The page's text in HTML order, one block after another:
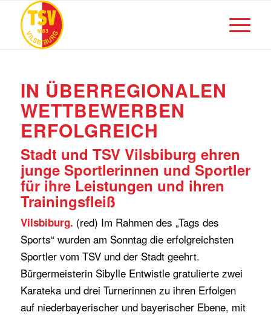
IN ÜBERREGIONALEN
WETTBEWERBEN
ERFOLGREICH
Stadt und TSV Vilsbiburg ehren
junge Sportlerinnen und Sportler
für ihre Leistungen und ihren
Trainingsfleiß
Vilsbiburg. (red) Im Rahmen des „Tags des
Sports“ wurden am Sonntag die erfolgreichsten
Sportler vom TSV und der Stadt geehrt.
Bürgermeisterin Sibylle Entwistle gratulierte zwei
Karateka und drei Turnerinnen zu ihren Erfolgen
auf niederbayerischer und bayerischer Ebene, mit